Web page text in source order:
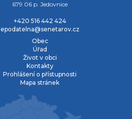
679 06 p. Jedovnice
+420 516 442 424
epodatelna@senetarov.cz
Obec
Úřad
Život v obci
Kontakty
Prohlášení o přístupnosti
Mapa stránek